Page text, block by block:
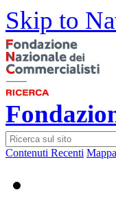
Skip to
Contenuti Recenti